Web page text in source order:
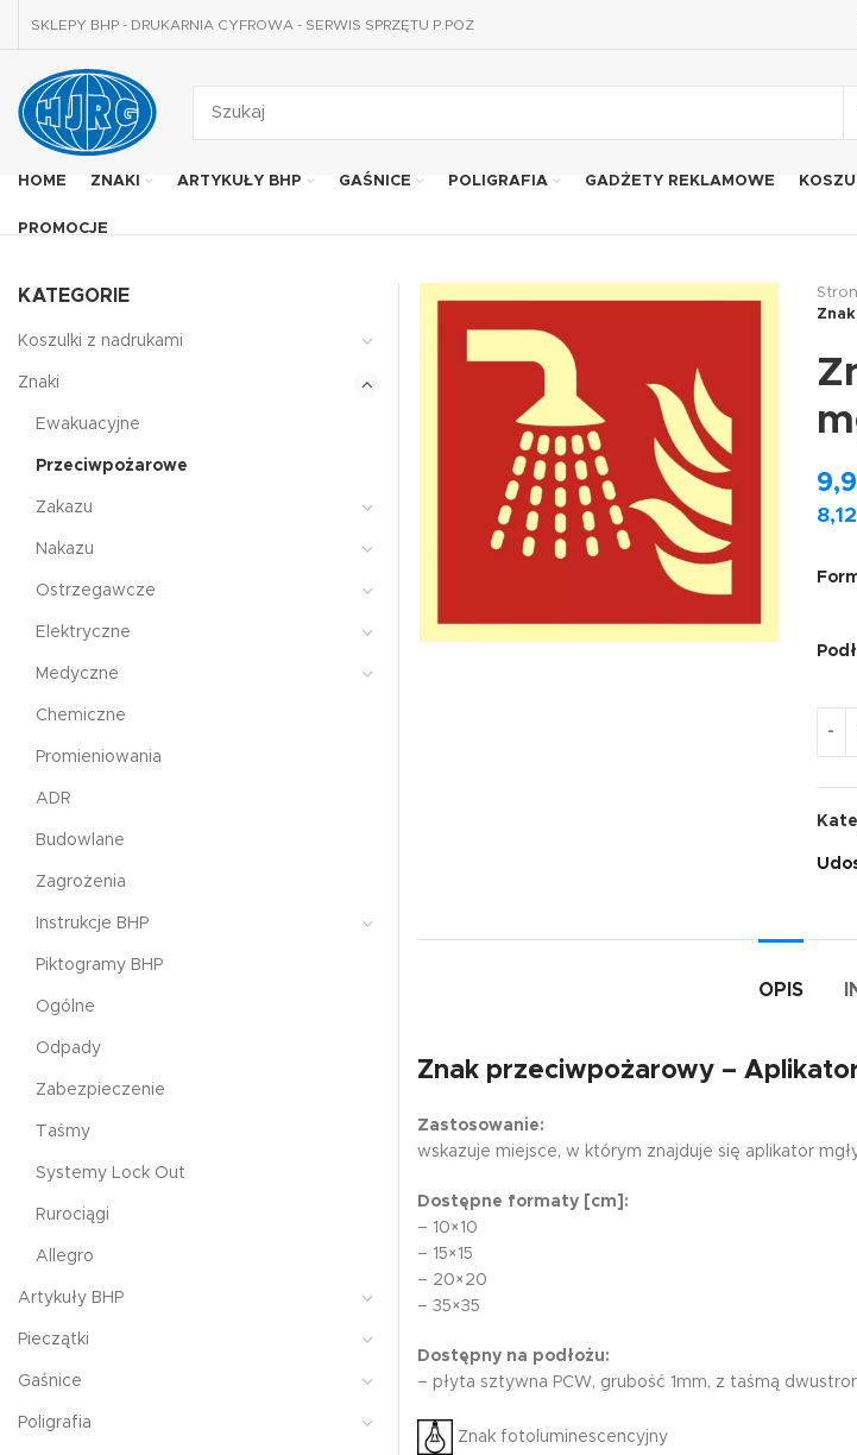
SKLEPY BHP - DRUKARNIA CYFROWA - SERWIS SPRZĘTU P.POŻ
HOME ZNAKI ARTYKUŁY BHP GAŚNICE POLIGRAFIA GADŻETY REKLAMOWE
PROMOCJE
8,12
OPIS
Znak przeciwpożarowy –
Zastosowanie:
wskazuje miejsce, w którym znajduje się aplikator
Dostępne formaty [cm]:
– 10×10
– 15×15
– 20×20
– 35×35
Dostępny na podłożu:
– płyta sztywna PCW, grubość 1mm, z taśmą
Znak fotoluminescencyjny
KATEGORIE
Koszulki z nadrukami
Znaki
Ewakuacyjne
Przeciwpożarowe
Zakazu
Nakazu
Ostrzegawcze
Elektryczne
Medyczne
Chemiczne
Promieniowania
ADR
Budowlane
Zagrożenia
Instrukcje BHP
Piktogramy BHP
Ogólne
Odpady
Zabezpieczenie
Taśmy
Systemy Lock Out
Rurociągi
Allegro
Artykuły BHP
Pieczątki
Gaśnice
Poligrafia